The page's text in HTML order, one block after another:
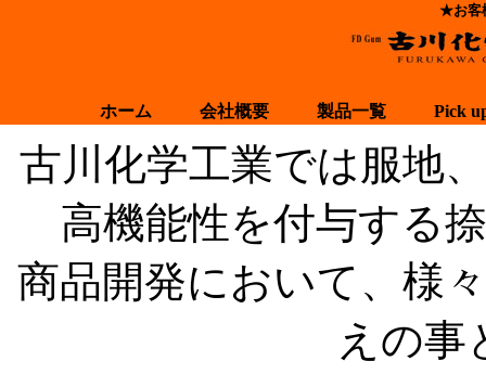
★お客
ホーム 会社概要 製品一覧 Pick
古川化学工業では服地
高機能性を付与する
商品開発において、様
えの事